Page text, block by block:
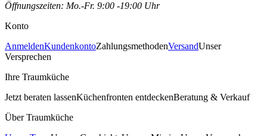
Öffnungszeiten: Mo.-Fr. 9:00 -19:00 Uhr
Konto
AnmeldenKundenkontoZahlungsmethodenVersandUnser
Versprechen
Ihre Traumküche
Jetzt beraten lassenKüchenfronten entdeckenBeratung & Verkauf
Über Traumküche